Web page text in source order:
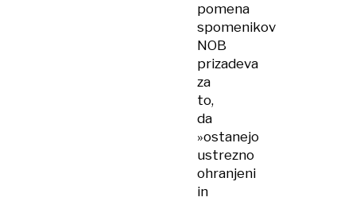
pomena
spomenikov
NOB
prizadeva
za
to,
da
»ostanejo
ustrezno
ohranjeni
in